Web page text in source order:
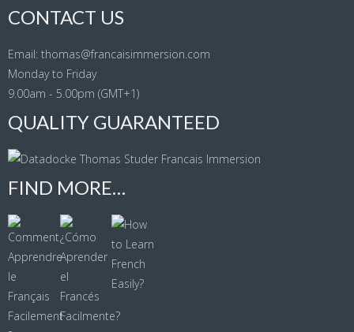
CONTACT US
Email: thomas@francaisimmersion.com
Monday to Friday
9.00am - 5.00pm (GMT+1)
QUALITY GUARANTEED
FIND MORE…